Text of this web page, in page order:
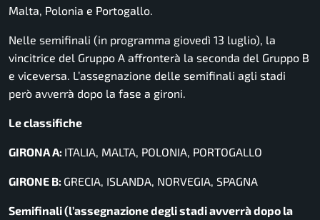
Malta, Polonia e Portogallo.
Nelle semifinali (in programma giovedì 13 luglio), la
vincitrice del Gruppo A affronterà la seconda del Gruppo B
e viceversa. L’assegnazione delle semifinali agli stadi
però avverrà dopo la fase a gironi.
Le classifiche
GIRONA A: ITALIA, MALTA, POLONIA, PORTOGALLO
GIRONE B: GRECIA, ISLANDA, NORVEGIA, SPAGNA
Semifinali (l’assegnazione degli stadi avverrà dopo la